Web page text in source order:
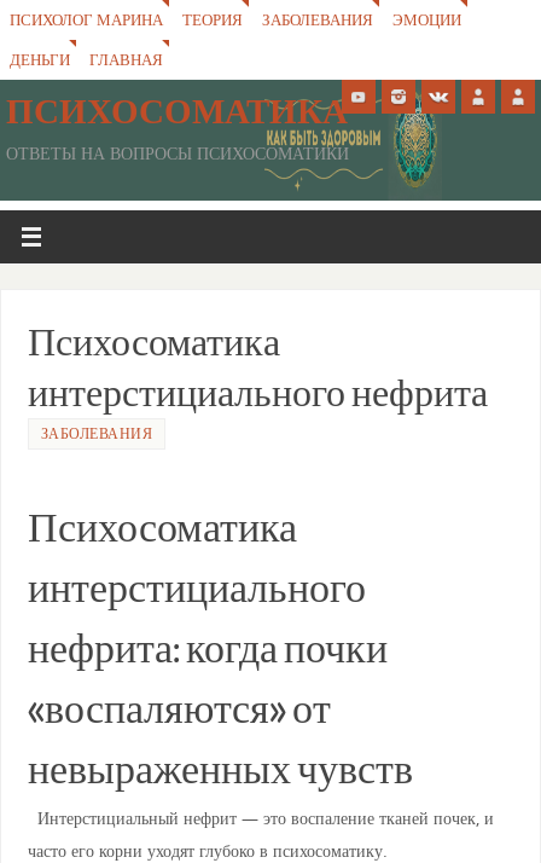
ПСИХОЛОГ МАРИНА ТЕОРИЯ ЗАБОЛЕВАНИЯ
ЭМОЦИИ
ДЕНЬГИ
ГЛАВНАЯ
ПСИХОСОМАТИКА
ОТВЕТЫ НА ВОПРОСЫ ПСИХОСОМАТИКИ
Психосоматика
интерстициального нефрита
ЗАБОЛЕВАНИЯ
Психосоматика
интерстициального
нефрита: когда почки
«воспаляются» от
невыраженных чувств
Интерстициальный нефрит — это воспаление тканей почек, и
часто его корни уходят глубоко в психосоматику.